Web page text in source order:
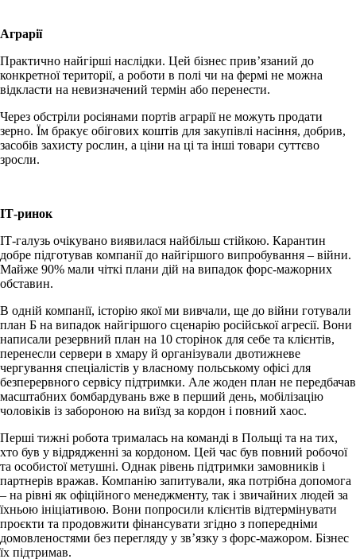
Аграрії
Практично найгірші наслідки. Цей бізнес прив’язаний до
конкретної території, а роботи в полі чи на фермі не можна
відкласти на невизначений термін або перенести.
Через обстріли росіянами портів аграрії не можуть продати
зерно. Їм бракує обігових коштів для закупівлі насіння, добрив,
засобів захисту рослин, а ціни на ці та інші товари суттєво
зросли.
ІТ-ринок
ІТ-галузь очікувано виявилася найбільш стійкою. Карантин
добре підготував компанії до найгіршого випробування – війни.
Майже 90% мали чіткі плани дій на випадок форс-мажорних
обставин.
В одній компанії, історію якої ми вивчали, ще до війни готували
план Б на випадок найгіршого сценарію російської агресії. Вони
написали резервний план на 10 сторінок для себе та клієнтів,
перенесли сервери в хмару й організували двотижневе
чергування спеціалістів у власному польському офісі для
безперервного сервісу підтримки. Але жоден план не передбачав
масштабних бомбардувань вже в перший день, мобілізацію
чоловіків із забороною на виїзд за кордон і повний хаос.
Перші тижні робота трималась на команді в Польщі та на тих,
хто був у відрядженні за кордоном. Цей час був повний робочої
та особистої метушні. Однак рівень підтримки замовників і
партнерів вражав. Компанію запитували, яка потрібна допомога
– на рівні як офіційного менеджменту, так і звичайних людей за
їхньою ініціативою. Вони попросили клієнтів відтермінувати
проєкти та продовжити фінансувати згідно з попередніми
домовленостями без перегляду у зв’язку з форс-мажором. Бізнес
їх підтримав.